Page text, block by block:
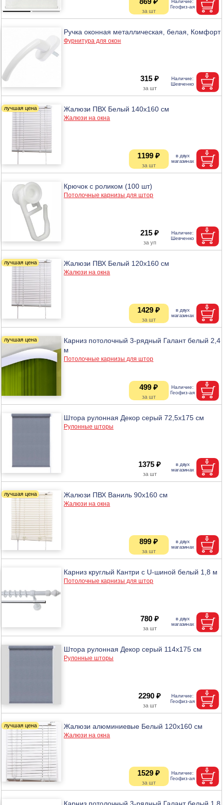
Ручка оконная металлическая, белая, Комфорт
Фурнитура для окон
315 ₽
Жалюзи ПВХ Белый 140x160 см
Жалюзи на окна
1199 ₽
Крючок с роликом (100 шт)
Потолочные карнизы для штор
215 ₽
Жалюзи ПВХ Белый 120х160 см
Жалюзи на окна
1429 ₽
Карниз потолочный 3-рядный Галант белый 2,4
м
Потолочные карнизы для штор
499 ₽
Штора рулонная Декор серый 72,5х175 см
Рулонные шторы
1375 ₽
Жалюзи ПВХ Ваниль 90х160 см
Жалюзи на окна
899 ₽
Карниз круглый Кантри с U-шиной белый 1,8 м
Потолочные карнизы для штор
780 ₽
Штора рулонная Декор серый 114х175 см
Рулонные шторы
2290 ₽
Жалюзи алюминиевые Белый 120х160 см
Жалюзи на окна
1529 ₽
Карниз потолочный 3-рядный Галант белый 1,8